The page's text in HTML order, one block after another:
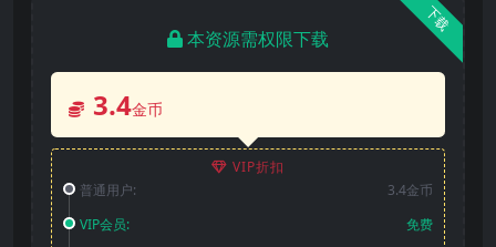
下载
本资源需权限下载
3.4金币
VIP折扣
普通用户:
3.4金币
VIP会员:
免费